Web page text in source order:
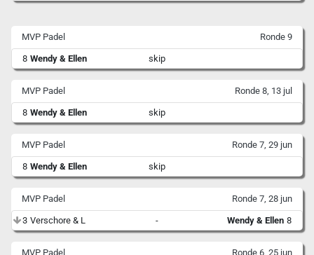
MVP Padel Ronde 9
8 Wendy & Ellen skip
MVP Padel Ronde 8, 13 jul
8 Wendy & Ellen skip
MVP Padel Ronde 7, 29 jun
8 Wendy & Ellen skip
MVP Padel Ronde 7, 28 jun
3 Verschore & L - Wendy & Ellen 8
MVP Padel Ronde 6, 25 jun